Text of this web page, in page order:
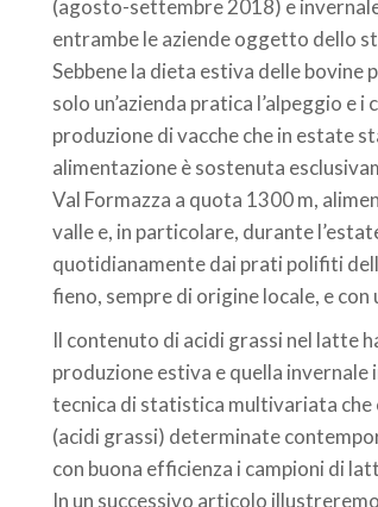
(agosto-settembre 2018) e
entrambe le aziende oggetto dello
Sebbene la dieta estiva delle bovine
solo un’azienda pratica l’alpeggio
produzione di vacche che in estate
alimentazione è sostenuta
Val Formazza a quota 1300 m,
valle e, in particolare, durante
quotidianamente dai prati polifiti
fieno, sempre di origine locale, e
Il contenuto di acidi grassi nel latte
produzione estiva e quella
tecnica di statistica multivariata che
(acidi grassi) determinate
con buona efficienza i campioni di
In un successivo articolo